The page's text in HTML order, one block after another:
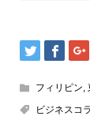
フィリピン,
ビジネスコ